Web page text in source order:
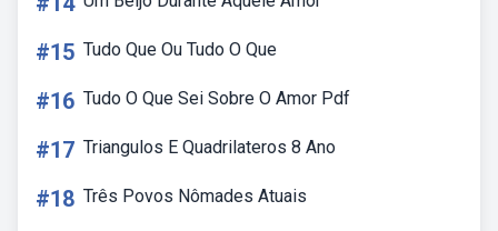
#15 Tudo Que Ou Tudo O Que
#16 Tudo O Que Sei Sobre O Amor Pdf
#17 Triangulos E Quadrilateros 8 Ano
#18 Três Povos Nômades Atuais